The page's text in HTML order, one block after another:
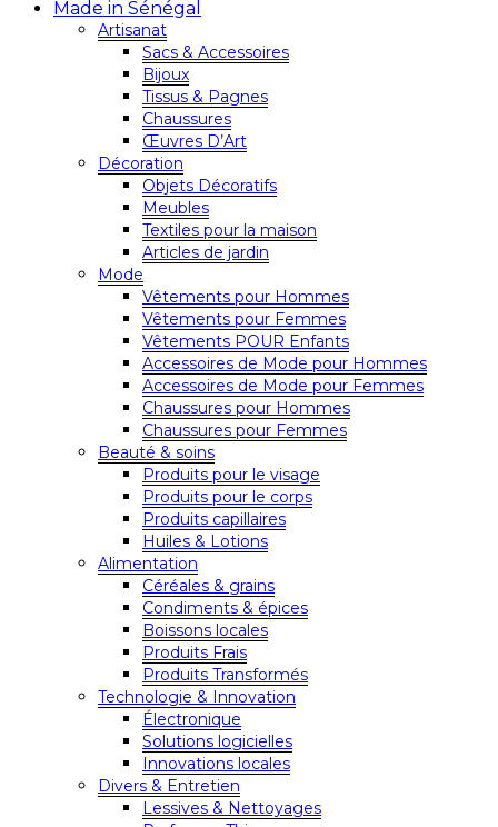
Made in Sénégal
Artisanat
Sacs & Accessoires
Bijoux
Tissus & Pagnes
Chaussures
Œuvres D’Art
Décoration
Objets Décoratifs
Meubles
Textiles pour la maison
Articles de jardin
Mode
Vêtements pour Hommes
Vêtements pour Femmes
Vêtements POUR Enfants
Accessoires de Mode pour Hommes
Accessoires de Mode pour Femmes
Chaussures pour Hommes
Chaussures pour Femmes
Beauté & soins
Produits pour le visage
Produits pour le corps
Produits capillaires
Huiles & Lotions
Alimentation
Céréales & grains
Condiments & épices
Boissons locales
Produits Frais
Produits Transformés
Technologie & Innovation
Électronique
Solutions logicielles
Innovations locales
Divers & Entretien
Lessives & Nettoyages